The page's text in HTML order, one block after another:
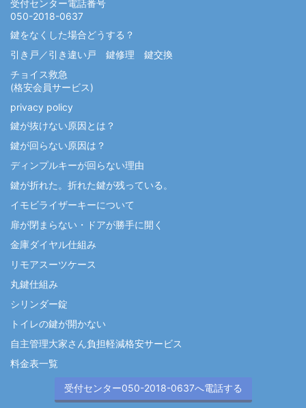
受付センター電話番号
050-2018-0637
鍵をなくした場合どうする？
引き戸／引き違い戸 鍵修理 鍵交換
チョイス救急
(格安会員サービス)
privacy policy
鍵が抜けない原因とは？
鍵が回らない原因は？
ディンプルキーが回らない理由
鍵が折れた。折れた鍵が残っている。
イモビライザーキーについて
扉が閉まらない・ドアが勝手に開く
金庫ダイヤル仕組み
リモアスーツケース
丸鍵仕組み
シリンダー錠
トイレの鍵が開かない
自主管理大家さん負担軽減格安サービス
料金表一覧
受付センター050-2018-0637へ電話する